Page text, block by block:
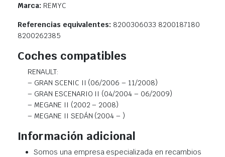
Marca: REMYC
Referencias equivalentes: 8200306033 8200187180
8200262385
Coches compatibles
RENAULT:
– GRAN SCENIC II (06/2006 – 11/2008)
– GRAN ESCENARIO II (04/2004 – 06/2009)
– MEGANE II (2002 – 2008)
– MEGANE II SEDÁN (2004 – )
Información adicional
Somos una empresa especializada en recambios